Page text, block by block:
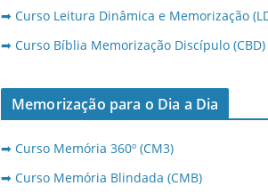
➡ Curso Leitura Dinâmica e Memorização
➡ Curso Bíblia Memorização Discípulo (CBD)
Memorização para o Dia a Dia
➡ Curso Memória 360º (CM3)
➡ Curso Memória Blindada (CMB)